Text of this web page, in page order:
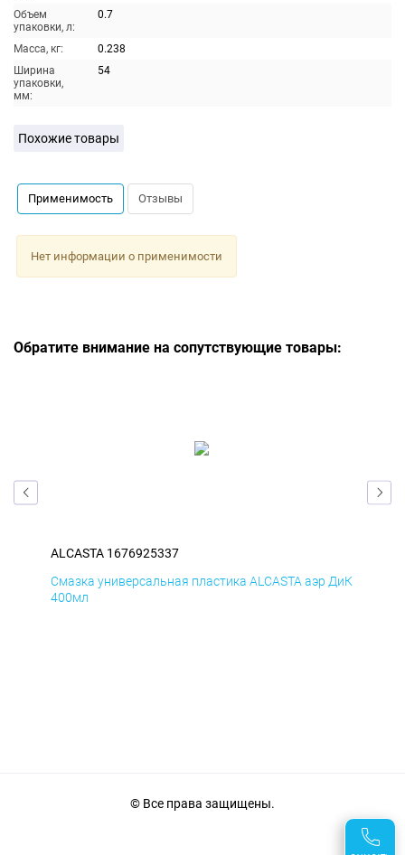
Объем
упаковки, л:
0.7
Масса, кг:
0.238
Ширина
упаковки,
мм:
54
Похожие товары
Применимость Отзывы
Нет информации о применимости
Обратите внимание на сопутствующие товары:
ALCASTA 1676925337
Смазка универсальная пластика ALCASTA аэр ДиК
400мл
© Все права защищены.